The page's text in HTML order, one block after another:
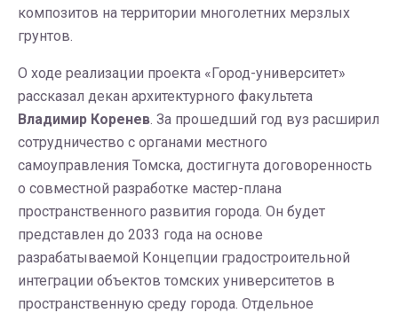
композитов на территории многолетних мерзлых
грунтов.
О ходе реализации проекта «Город-университет»
рассказал декан архитектурного факультета
Владимир Коренев. За прошедший год вуз расширил
сотрудничество с органами местного
самоуправления Томска, достигнута договоренность
о совместной разработке мастер-плана
пространственного развития города. Он будет
представлен до 2033 года на основе
разрабатываемой Концепции градостроительной
интеграции объектов томских университетов в
пространственную среду города. Отдельное